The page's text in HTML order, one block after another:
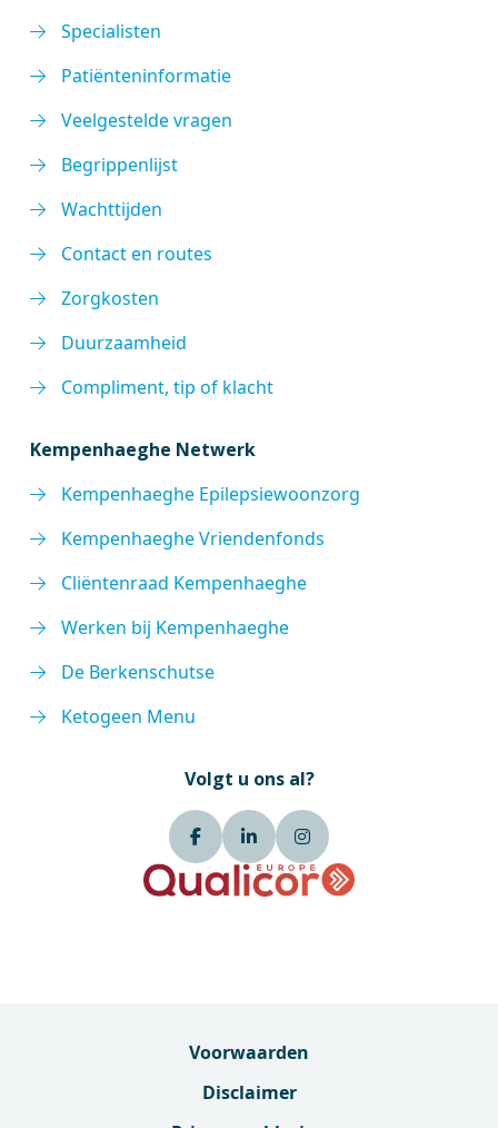
Specialisten
Patiënteninformatie
Veelgestelde vragen
Begrippenlijst
Wachttijden
Contact en routes
Zorgkosten
Duurzaamheid
Compliment, tip of klacht
Kempenhaeghe Netwerk
Kempenhaeghe Epilepsiewoonzorg
Kempenhaeghe Vriendenfonds
Cliëntenraad Kempenhaeghe
Werken bij Kempenhaeghe
De Berkenschutse
Ketogeen Menu
Volgt u ons al?
Voorwaarden
Disclaimer